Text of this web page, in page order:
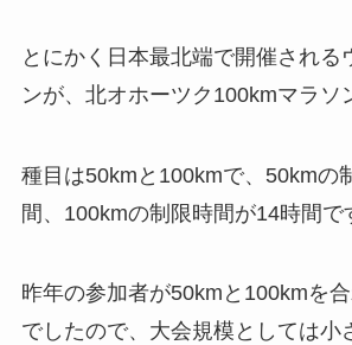
とにかく日本最北端で開催される
ンが、北オホーツク100kmマラソ
種目は50kmと100kmで、50kmの
間、100kmの制限時間が14時間で
昨年の参加者が50kmと100kmを
でしたので、大会規模としては小